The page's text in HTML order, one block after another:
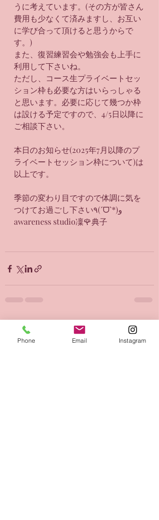
うに考えています。(その方が皆さん
費用も少なくて済みますし、お互い
に学び合って頂けると思うからで
す。)
また、復習練習会や勉強会も上手に
利用して下さいね。
ただし、コース生プライベートセッ
ション枠も必要な方はいらっしゃる
と思います。必要に応じて幾つか枠
は設ける予定ですので、4/5日以降に
ご相談下さい。
本日のお知らせ(2025年7月以降のプ
ライベートセッション枠について)は
以上です。
季節の変わり目ですので体調に気を
つけてお過ごし下さい٩(ˊᗜˋ*)و
awareness studio凜🌹典子
最新記事 すべて表示
Phone Email Instagram